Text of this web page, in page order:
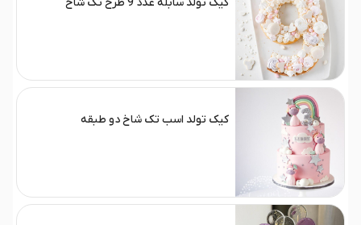
کیک تولد اسب تک شاخ دو طبقه